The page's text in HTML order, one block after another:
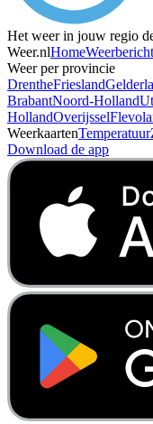
Het weer in jouw regio
Weer.nlHomeWeerbericht
Weer per provincie
DrentheFriesland
BrabantNoord-Holland
HollandOverijssel
WeerkaartenTemperatuur
Download de app